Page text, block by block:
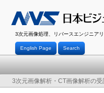
3次元画像処理、リバースエンジニア
English Page Search
3次元画像解析・CT画像解析の